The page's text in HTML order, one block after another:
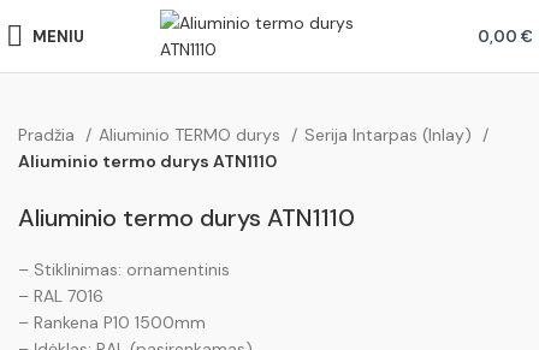
MENIU 0,00 €
Pradžia Aliuminio TERMO durys
Serija Intarpas (Inlay)
Aliuminio termo durys ATN1110
Aliuminio termo durys ATN1110
– Stiklinimas: ornamentinis
– RAL 7016
– Rankena P10 1500mm